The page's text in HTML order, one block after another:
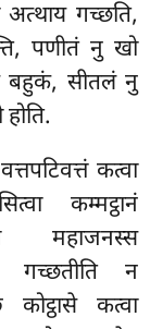
गच्छति,
पणीतं नु खो
बहुकं, सीतलं नु
कत्वा
कम्मट्ठानं
महाजनस्स
गच्छतीति न
कत्वा